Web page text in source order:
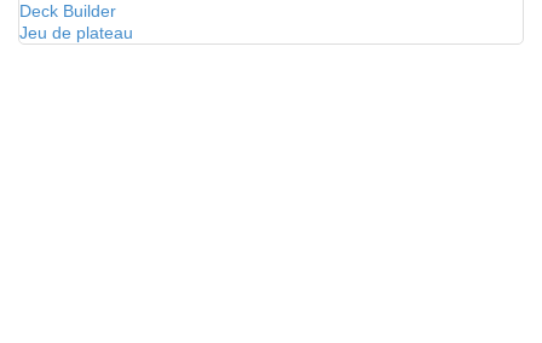
Deck Builder
Jeu de plateau